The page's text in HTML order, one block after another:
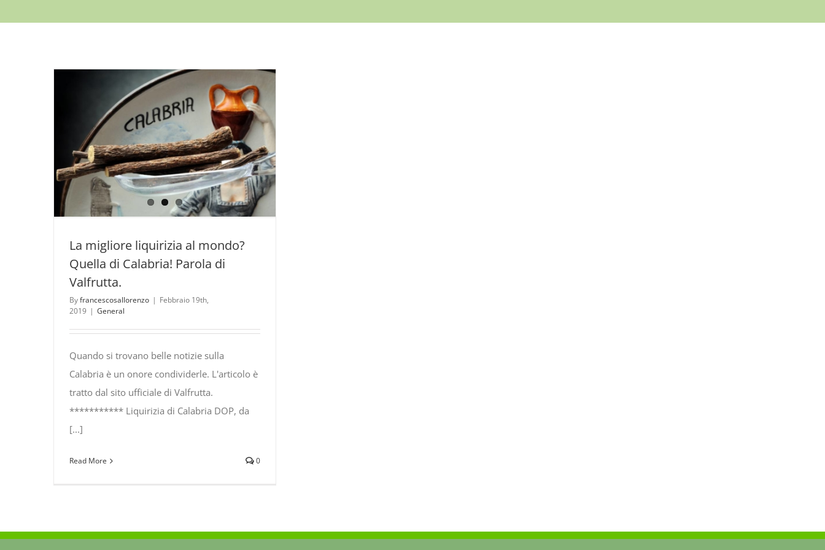
La migliore liquirizia al mondo?
Quella di Calabria! Parola di
Valfrutta.
Byfrancescosallorenzo | Febbraio 19th,
2019 | General
Quando si trovano belle notizie sulla
Calabria è un onore condividerle. L'articolo è
tratto dal sito ufficiale di Valfrutta.
*********** Liquirizia di Calabria DOP, da
[...]
Read More 0